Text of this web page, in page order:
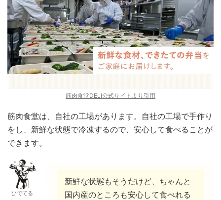
筋肉食堂DELI公式サイトより引用
筋肉食堂は、自社の工場があります。自社の工場で手作り
をし、新鮮な状態で冷凍するので、安心して食べることが
できます。
ひでてる
新鮮な状態もそうだけど、ちゃんと
国内産のところも安心して食べれる